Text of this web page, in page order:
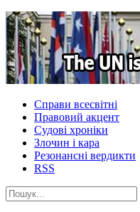
Справи всесвітні
Правовий акцент
Судові хроніки
Злочин і кара
Резонансні вердикти
RSS